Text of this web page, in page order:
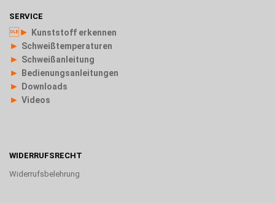
SERVICE
► Kunststoff erkennen
► Schweißtemperaturen
► Schweißanleitung
► Bedienungsanleitungen
► Downloads
► Videos
WIDERRUFSRECHT
Widerrufsbelehrung